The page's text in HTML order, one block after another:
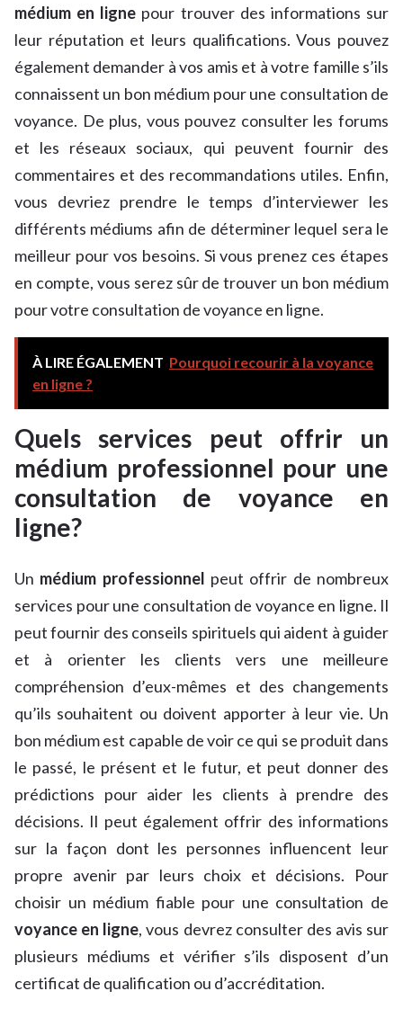
médium en ligne pour trouver des informations sur
leur réputation et leurs qualifications. Vous pouvez
également demander à vos amis et à votre famille s’ils
connaissent un bon médium pour une consultation de
voyance. De plus, vous pouvez consulter les forums
et les réseaux sociaux, qui peuvent fournir des
commentaires et des recommandations utiles. Enfin,
vous devriez prendre le temps d’interviewer les
différents médiums afin de déterminer lequel sera le
meilleur pour vos besoins. Si vous prenez ces étapes
en compte, vous serez sûr de trouver un bon médium
pour votre consultation de voyance en ligne.
À LIRE ÉGALEMENT Pourquoi recourir à la voyance
en ligne ?
Quels services peut offrir un
médium professionnel pour une
consultation de voyance en
ligne?
Un médium professionnel peut offrir de nombreux
services pour une consultation de voyance en ligne. Il
peut fournir des conseils spirituels qui aident à guider
et à orienter les clients vers une meilleure
compréhension d’eux-mêmes et des changements
qu’ils souhaitent ou doivent apporter à leur vie. Un
bon médium est capable de voir ce qui se produit dans
le passé, le présent et le futur, et peut donner des
prédictions pour aider les clients à prendre des
décisions. Il peut également offrir des informations
sur la façon dont les personnes influencent leur
propre avenir par leurs choix et décisions. Pour
choisir un médium fiable pour une consultation de
voyance en ligne, vous devrez consulter des avis sur
plusieurs médiums et vérifier s’ils disposent d’un
certificat de qualification ou d’accréditation.